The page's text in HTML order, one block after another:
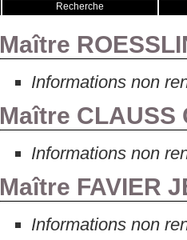
Recherche
Maître
Informations non
Maître CLAUSS
Informations non
Maître FAVIER
Informations non